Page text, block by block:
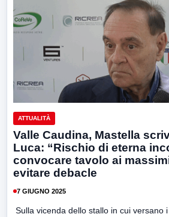
ATTUALITÀ
Valle Caudina, Mastella
Luca: “Rischio di eterna
convocare tavolo ai
evitare debacle
7 GIUGNO 2025
Sulla vicenda dello stallo in cui versano